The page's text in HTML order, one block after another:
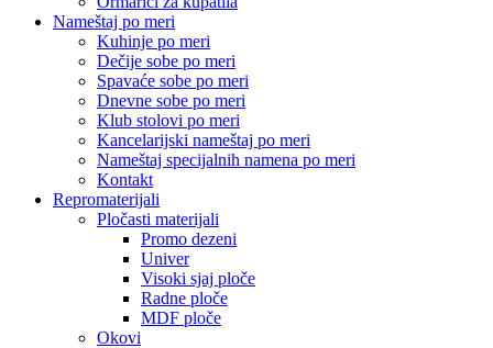
Nameštaj po meri
Kuhinje po meri
Dečije sobe po meri
Spavaće sobe po meri
Dnevne sobe po meri
Klub stolovi po meri
Kancelarijski nameštaj po meri
Nameštaj specijalnih namena po meri
Kontakt
Repromaterijali
Pločasti materijali
Promo dezeni
Univer
Visoki sjaj ploče
Radne ploče
MDF ploče
Okovi